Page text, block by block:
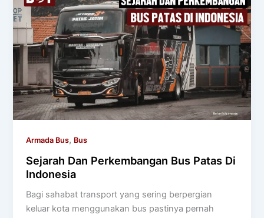
Armada Bus, Bus
Sejarah Dan Perkembangan Bus Patas Di
Indonesia
Bagi sahabat transport yang sering berpergian
keluar kota menggunakan bus pastinya pernah